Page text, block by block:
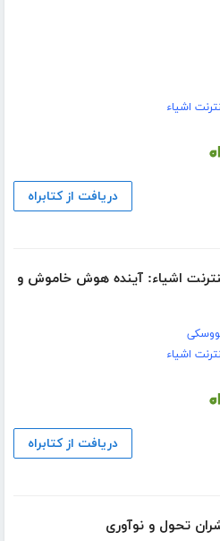
اشیاء
دریافت از کتابراه
اشیاء: آینده هوش خاموش و
اشیاء
دریافت از کتابراه
تحول و نوآوری